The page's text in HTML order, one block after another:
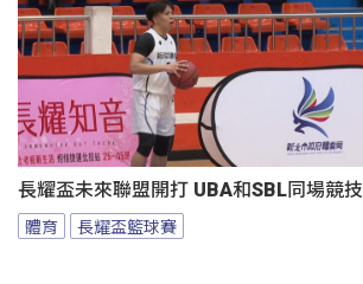
長耀盃未來聯盟開打 UBA和SBL同場競技
體育 長耀盃籃球賽